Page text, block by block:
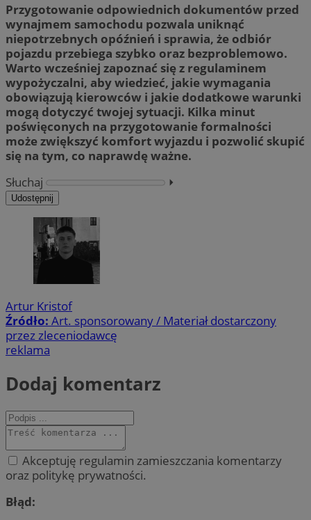
Przygotowanie odpowiednich dokumentów przed
wynajmem samochodu pozwala uniknąć
niepotrzebnych opóźnień i sprawia, że odbiór
pojazdu przebiega szybko oraz bezproblemowo.
Warto wcześniej zapoznać się z regulaminem
wypożyczalni, aby wiedzieć, jakie wymagania
obowiązują kierowców i jakie dodatkowe warunki
mogą dotyczyć twojej sytuacji. Kilka minut
poświęconych na przygotowanie formalności
może zwiększyć komfort wyjazdu i pozwolić skupić
się na tym, co naprawdę ważne.
Słuchaj
⏵︎
Udostępnij
Artur Kristof
Źródło: Art. sponsorowany / Materiał dostarczony
przez zleceniodawcę
reklama
Dodaj komentarz
Akceptuję regulamin zamieszczania komentarzy
oraz politykę prywatności.
Błąd: